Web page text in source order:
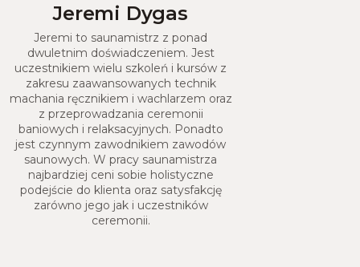
Jeremi Dygas
Jeremi to saunamistrz z ponad
dwuletnim doświadczeniem. Jest
uczestnikiem wielu szkoleń i kursów z
zakresu zaawansowanych technik
machania ręcznikiem i wachlarzem oraz
z przeprowadzania ceremonii
baniowych i relaksacyjnych. Ponadto
jest czynnym zawodnikiem zawodów
saunowych. W pracy saunamistrza
najbardziej ceni sobie holistyczne
podejście do klienta oraz satysfakcję
zarówno jego jak i uczestników
ceremonii.